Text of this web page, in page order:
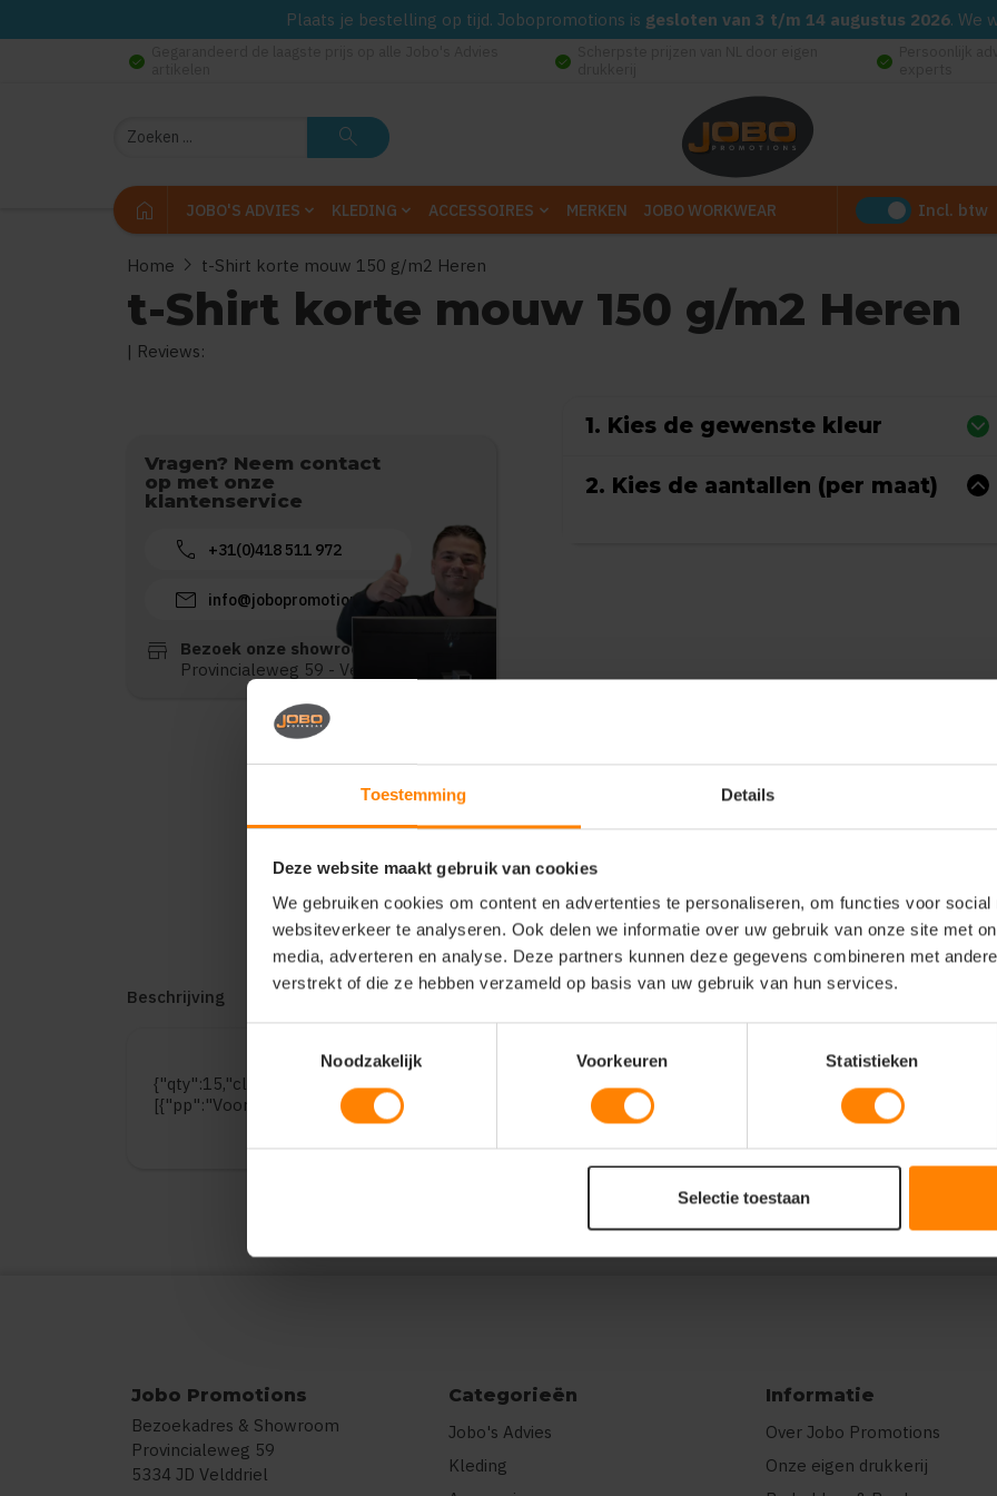
Toestemming Details
Deze website maakt gebruik van cookies
We gebruiken cookies om content en advertenties te personaliseren, om functies voor social
websiteverkeer te analyseren. Ook delen we informatie over uw gebruik van onze site met
media, adverteren en analyse. Deze partners kunnen deze gegevens combineren met
verstrekt of die ze hebben verzameld op basis van uw gebruik van hun services.
Noodzakelijk
Voorkeuren Statistieken
Selectie toestaan
Plaats je bestelling op tijd. Jobopromotions is gesloten van 3 t/m 14 augustus 2026. We
check_circle check_circle check_circle
Zoeken search
home JOBO'S ADVIES KLEDING ACCESSOIRES MERKEN JOBO WORKWEAR Incl. btw
Home chevron_right t-Shirt korte mouw 150 g/m2 Heren
t-Shirt korte mouw 150 g/m2 Heren
| Reviews:
Vragen? Neem contact
op met onze
klantenservice
call +31(0)418 511 972
mail info@jobopromotions.nl
store
Bezoek onze showroom:
Provincialeweg 59 - Velddriel
1. Kies de gewenste kleur
2. Kies de aantallen (per maat)
Beschrijving
{"qty":15,"clr":"Abbey Stone","szs":{"S":5,"M":5,"L":5},"prnts":
[{"pp":"Voorzijde","pt":"Bedrukking","ct":"Twee kleuren"}]}
Jobo Promotions
Bezoekadres & Showroom
Provincialeweg 59
5334 JD Velddriel
Categorieën
Jobo's Advies
Kleding
Informatie
Over Jobo Promotions
Onze eigen drukkerij